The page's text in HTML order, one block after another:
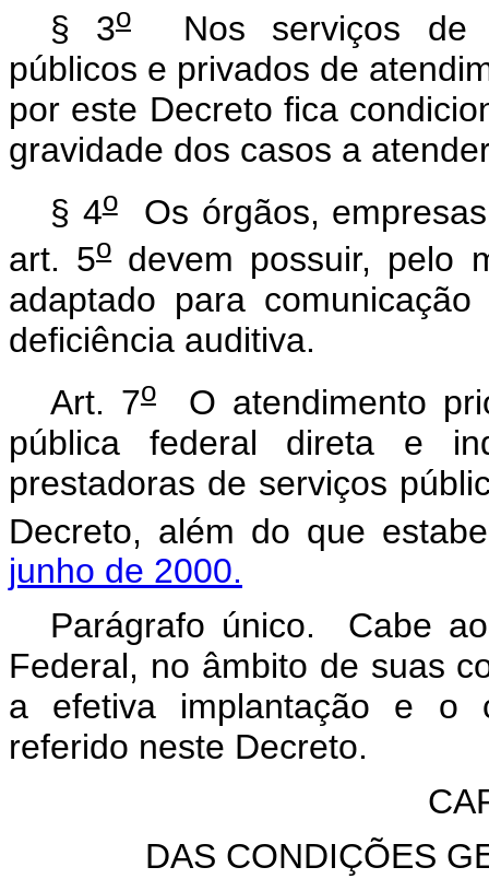
§ 3oNos serviços de
públicos e privados de
por este Decreto fica
gravidade dos casos a
§ 4oOs órgãos,
art. 5odevem possuir, pelo
adaptado para
deficiência auditiva.
Art. 7oO atendimento
pública federal direta e
prestadoras de serviços
Decreto, além do que
junho de 2000.
Parágrafo único. Cabe
Federal, no âmbito de suas
a efetiva implantação e o
referido neste Decreto.
DAS CONDIÇÕES